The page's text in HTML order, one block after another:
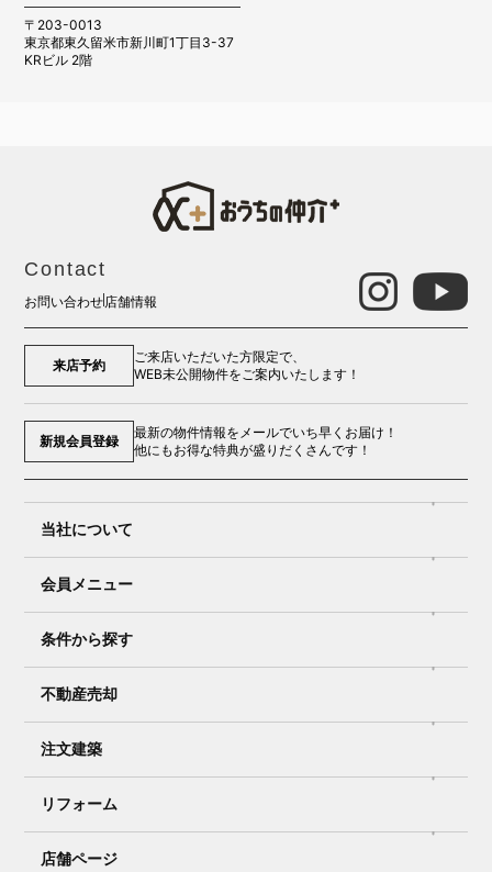
〒203-0013
東京都東久留米市新川町1丁目3-37
KRビル 2階
Contact
お問い合わせ店舗情報
来店予約
ご来店いただいた方限定で、
WEB未公開物件をご案内いたします！
新規会員登録
最新の物件情報をメールでいち早くお届け！
他にもお得な特典が盛りだくさんです！
当社について
会員メニュー
条件から探す
不動産売却
注文建築
リフォーム
店舗ページ